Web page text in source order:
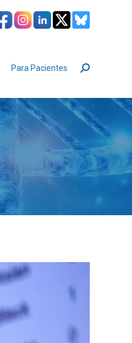
Para Pacientes Buscar: